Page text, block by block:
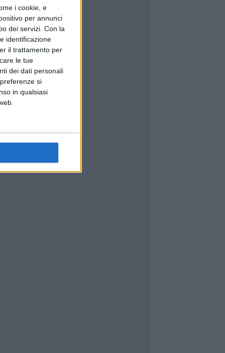
i cookie, e
per annunci
dei servizi. Con la
identificazione
il trattamento per
le tue
dei dati personali
si
in qualsiasi